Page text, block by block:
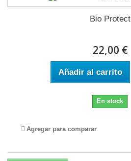
Bio Protect
22,00 €
Añadir al carrito
En stock
Agregar para comparar